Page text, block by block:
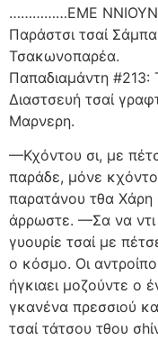
……………ΕΜΕ
Παράστσι τσαί
Τσακωνοπαρέα.
Παπαδιαμάντη #213:
Διαστσευή τσαί
Μαρνερη.
—Κχόντου σι, με
παράδε, μόνε
παρατάνου τθα Χάρη
άρρωστε. —Σα να ντι
γυουρίε τσαί με
ο κόσμο. Οι
ήγκιαει μοζούντε ο
γκανένα πρεσσιού
τσαί τάτσου τθου